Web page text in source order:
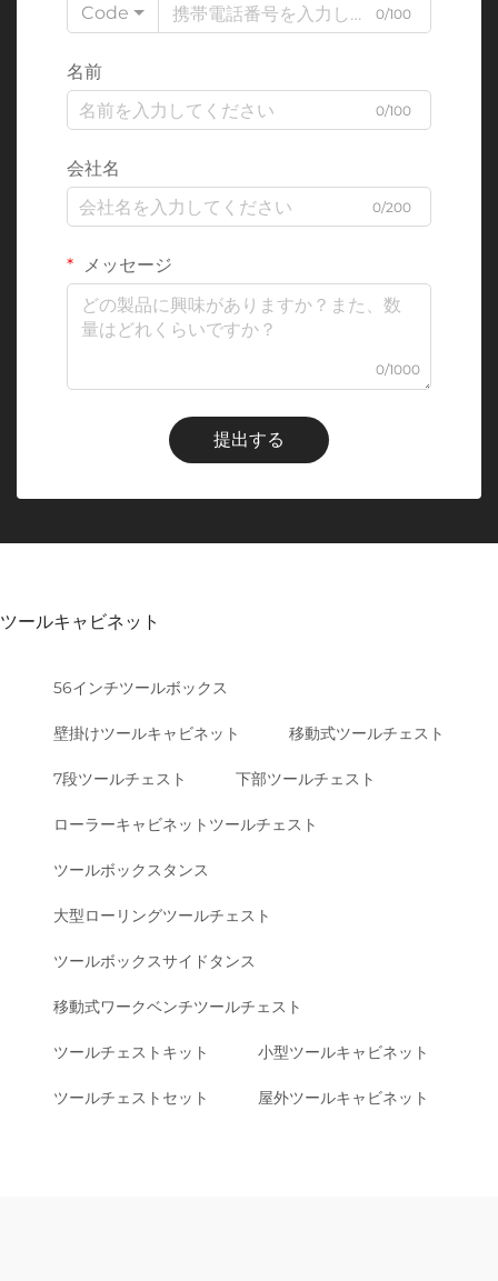
Code 0/100
名前
0/100
会社名
0/200
メッセージ
0/1000
提出する
ツールキャビネット
56インチツールボックス
壁掛けツールキャビネット 移動式ツールチェスト
7段ツールチェスト 下部ツールチェスト
ローラーキャビネットツールチェスト
ツールボックスタンス
大型ローリングツールチェスト
ツールボックスサイドタンス
移動式ワークベンチツールチェスト
ツールチェストキット 小型ツールキャビネット
ツールチェストセット 屋外ツールキャビネット